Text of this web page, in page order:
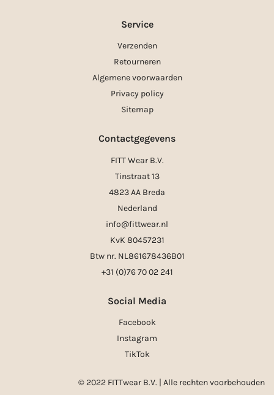
Service
Verzenden
Retourneren
Algemene voorwaarden
Privacy policy
Sitemap
Contactgegevens
FITT Wear B.V.
Tinstraat 13
4823 AA Breda
Nederland
info@fittwear.nl
KvK 80457231
Btw nr. NL861678436B01
+31 (0)76 70 02 241
Social Media
Facebook
Instagram
TikTok
© 2022 FITTwear B.V. | Alle rechten voorbehouden